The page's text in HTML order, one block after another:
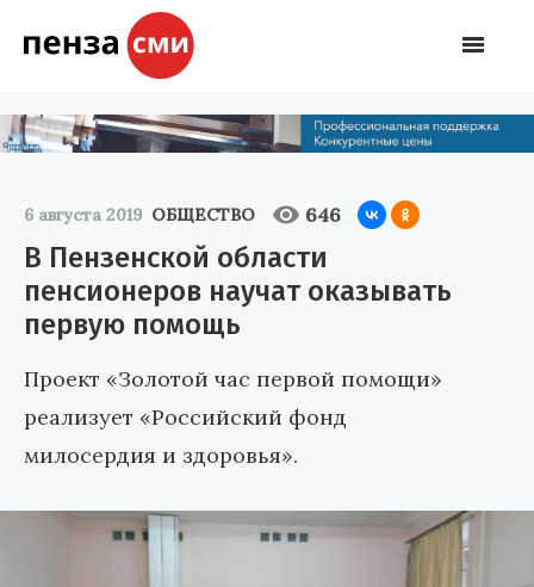
6 августа 2019 ОБЩЕСТВО 646
В Пензенской области
пенсионеров научат оказывать
первую помощь
Проект «Золотой час первой помощи»
реализует «Российский фонд
милосердия и здоровья».